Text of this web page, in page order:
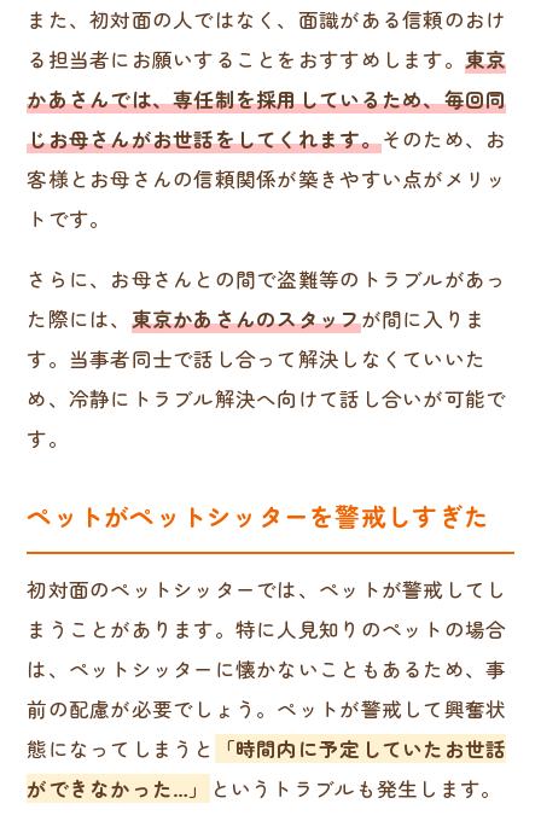
また、初対面の人ではなく、面識がある信頼のおけ
る担当者にお願いすることをおすすめします。 東京
かあさんでは、専任制を採用しているため、毎回同
じお母さんがお世話をしてくれます。そのため、お
客様とお母さんの信頼関係が築きやすい点がメリッ
トです。
さらに、お母さんとの間で盗難等のトラブルがあっ
た際には、 東京かあさんのスタッフが間に入りま
す。当事者同士で話し合って解決しなくていいた
め、冷静にトラブル解決へ向けて話し合いが可能で
す。
ペットがペットシッターを警戒しすぎた
初対面のペットシッターでは、ペットが警戒してし
まうことがあります。特に人見知りのペットの場合
は、ペットシッターに懐かないこともあるため、事
前の配慮が必要でしょう。ペットが警戒して興奮状
態になってしまうと
「時間内に予定していたお世話
ができなかった…」
というトラブルも発生します。